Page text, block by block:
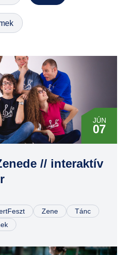
JÚN
07
// interaktív
Zene
Tánc